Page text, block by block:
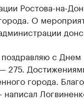
Ростова-на-
О
поздравляю с
275.
города.